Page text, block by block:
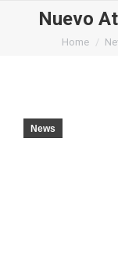
Nuevo
You are
Home
News